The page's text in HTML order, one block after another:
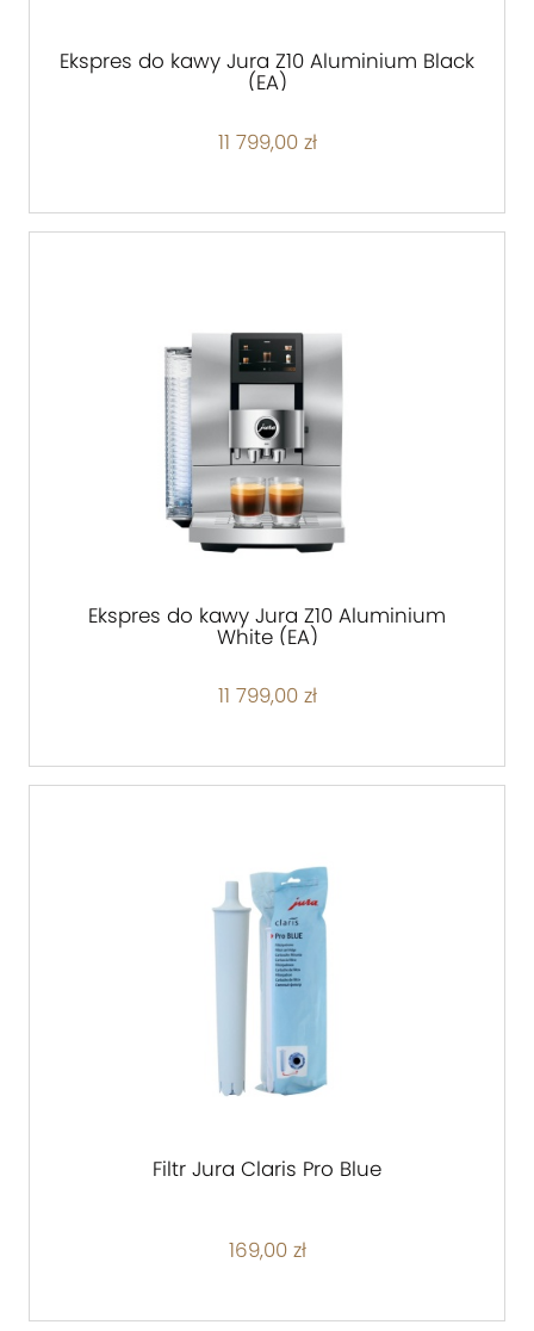
Ekspres do kawy Jura Z10 Aluminium Black
(EA)
11 799,00 zł
Ekspres do kawy Jura Z10 Aluminium
White (EA)
11 799,00 zł
Filtr Jura Claris Pro Blue
169,00 zł